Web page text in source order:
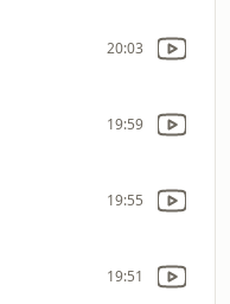
20:03
19:59
19:55
19:51